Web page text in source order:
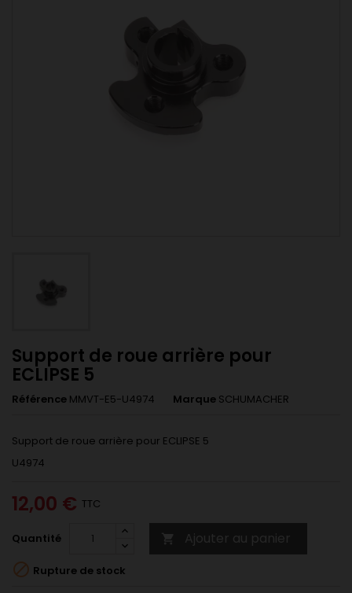
Support de roue arrière pour
ECLIPSE 5
Référence MMVT-E5-U4974 Marque SCHUMACHER
Support de roue arrière pour ECLIPSE 5
U4974
12,00 € TTC
Quantité  Ajouter au panier
 Rupture de stock